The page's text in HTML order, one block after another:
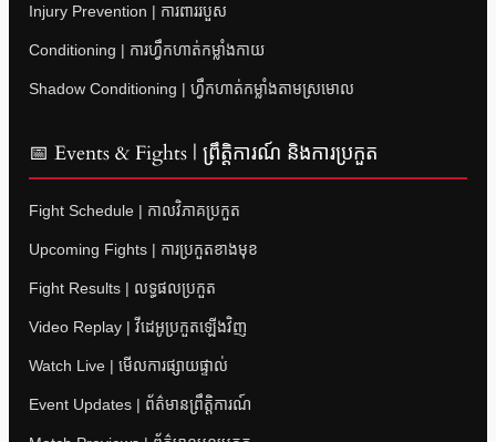
Injury Prevention | ការពាររបួស
Conditioning | ការហ្វឹកហាត់កម្លាំងកាយ
Shadow Conditioning | ហ្វឹកហាត់កម្លាំងតាមស្រមោល
📅 Events & Fights | ព្រឹត្តិការណ៍ និងការប្រកួត
Fight Schedule | កាលវិភាគប្រកួត
Upcoming Fights | ការប្រកួតខាងមុខ
Fight Results | លទ្ធផលប្រកួត
Video Replay | វីដេអូប្រកួតឡើងវិញ
Watch Live | មើលការផ្សាយផ្ទាល់
Event Updates | ព័ត៌មានព្រឹត្តិការណ៍